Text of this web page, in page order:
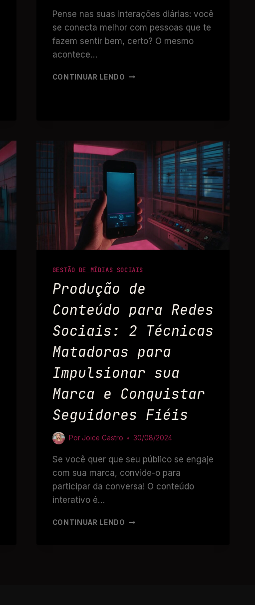
Pense nas suas interações diárias: você
se conecta melhor com pessoas que te
fazem sentir bem, certo? O mesmo
acontece…
CONTINUAR LENDO
GESTÃO DE MÍDIAS SOCIAIS
Produção de
Conteúdo para Redes
Sociais: 2 Técnicas
Matadoras para
Impulsionar sua
Marca e Conquistar
Seguidores Fiéis
Por Joice Castro 30/08/2024
Se você quer que seu público se engaje
com sua marca, convide-o para
participar da conversa! O conteúdo
interativo é…
CONTINUAR LENDO